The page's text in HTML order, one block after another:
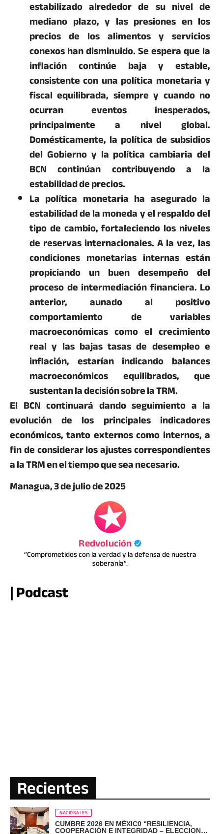
estabilizado alrededor de su nivel de
mediano plazo, y las presiones en los
precios de los alimentos y servicios
conexos han disminuido. Se espera que la
inflación continúe baja y estable,
consistente con una política monetaria y
fiscal equilibrada, siempre y cuando no
ocurran eventos inesperados,
principalmente a nivel global.
Domésticamente, la política de subsidios
del Gobierno y la política cambiaria del
BCN continúan contribuyendo a la
estabilidad de precios.
La política monetaria ha asegurado la
estabilidad de la moneda y el respaldo del
tipo de cambio, fortaleciendo los niveles
de reservas internacionales. A la vez, las
condiciones monetarias internas están
propiciando un buen desempeño del
proceso de intermediación financiera. Lo
anterior, aunado al positivo
comportamiento de variables
macroeconómicas como el crecimiento
real y las bajas tasas de desempleo e
inflación, estarían indicando balances
macroeconómicos equilibrados, que
sustentan la decisión sobre la TRM.
El BCN continuará dando seguimiento a la
evolución de los principales indicadores
económicos, tanto externos como internos, a
fin de considerar los ajustes correspondientes
a la TRM en el tiempo que sea necesario.
Managua, 3 de julio de 2025
Redvolución
“Comprometidos con la verdad y la defensa de nuestra
soberanía”.
| Podcast
Recientes
NACIONALES
CUMBRE 2026 EN MÉXIC0 “RESILIENCIA,
COOPERACIÓN E INTEGRIDAD – ELECCIONES